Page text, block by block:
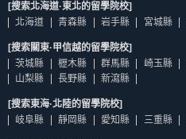
[搜索北海道·東北的留學院校]
北海道
青森縣 岩手縣 宮城縣
[搜索關東·甲信越的留學院校]
茨城縣
櫪木縣 群馬縣 崎玉縣
山梨縣
長野縣 新瀉縣
[搜索東海·北陸的留學院校]
岐阜縣
靜岡縣 愛知縣 三重縣